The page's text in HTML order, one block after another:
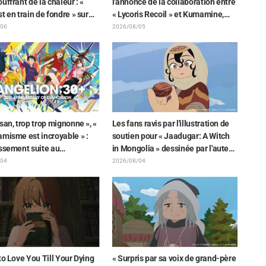
en train de fondre » sur
d'annonce de « SPY x
« Lycoris Recoil » et Kumamine,
créateur du « Chat au travail »,
2026/08/05
trop trop mignonne », «
est incroyable » :
suite au
d'un superbe dessin
les trois filles de «
Evangelion » en
Plugsuit
Les fans ravis par l'illustration de
soutien pour « Jaadugar: A Witch
in Mongolia » dessinée par l'auteur
de « Yowamushi Pedal » : « Voilà
avec le style le plus différent
dessine ces personnages »
2026/08/04
Love You Till Your Dying
« Surpris par sa voix de grand-père